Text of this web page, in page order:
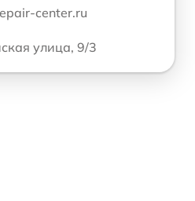
center.ru
улица, 9/3